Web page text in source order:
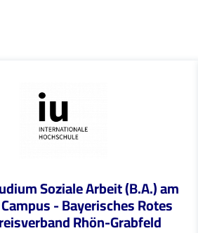
Soziale Arbeit (B.A.) am
- Bayerisches Rotes
Rhön-Grabfeld